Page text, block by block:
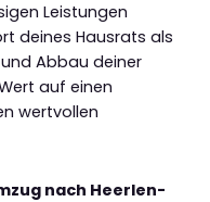
Leistungen
deines Hausrats als
Abbau deiner
auf einen
wertvollen
nach Heerlen-